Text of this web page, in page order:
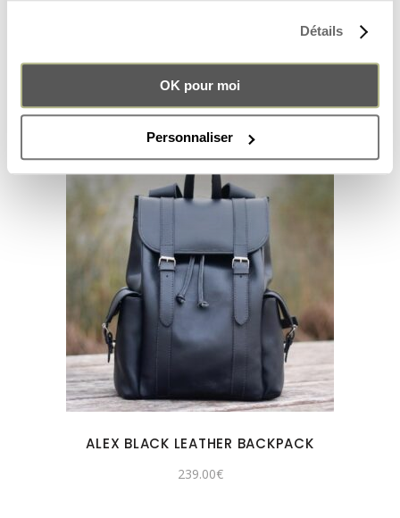
Détails
OK pour moi
Personnaliser
ALEX BLACK LEATHER BACKPACK
239.00€